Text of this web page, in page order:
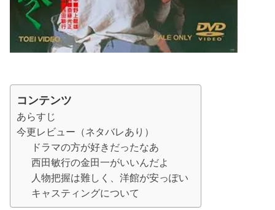
コンテンツ
あらすじ
今更レビュー（ネタバレあり）
ドラマの方が好きだったなあ
西田敏行の金田一がいいんだよ
人物把握は難しく、洋館が安っぽい
キャスティングについて